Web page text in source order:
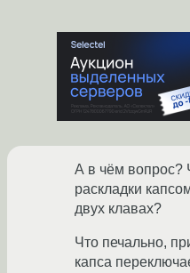
А в чём вопрос?
раскладки
двух клавах?
Что печально,
капса